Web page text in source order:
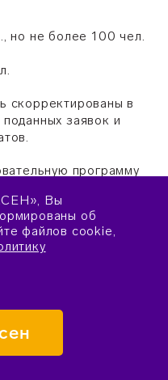
но не более 100 чел.
скорректированы в
заявок и
программу
в
ресурс о
способности:
Вы
об
файлов cookie,